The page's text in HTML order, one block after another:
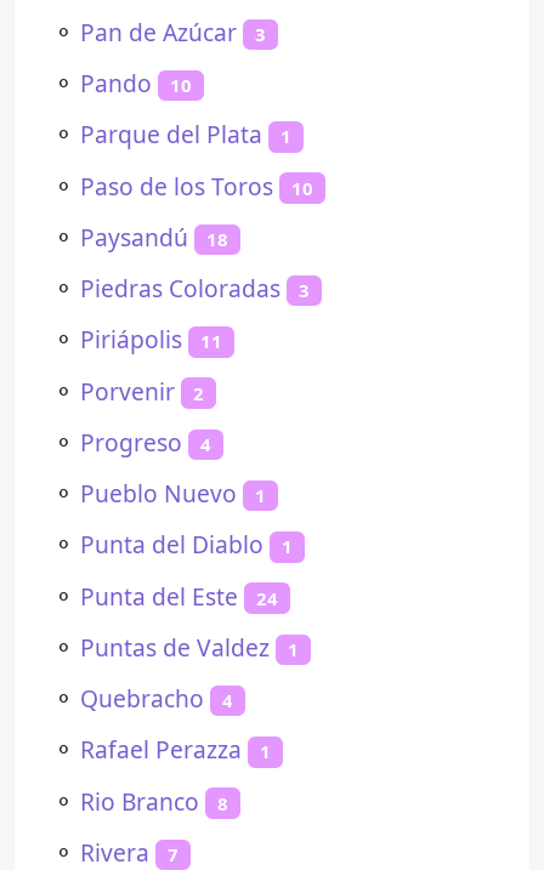
⚬ Pan de Azúcar 3
⚬ Pando 10
⚬ Parque del Plata 1
⚬ Paso de los Toros 10
⚬ Paysandú 18
⚬ Piedras Coloradas 3
⚬ Piriápolis 11
⚬ Porvenir 2
⚬ Progreso 4
⚬ Pueblo Nuevo 1
⚬ Punta del Diablo 1
⚬ Punta del Este 24
⚬ Puntas de Valdez 1
⚬ Quebracho 4
⚬ Rafael Perazza 1
⚬ Rio Branco 8
⚬ Rivera 7